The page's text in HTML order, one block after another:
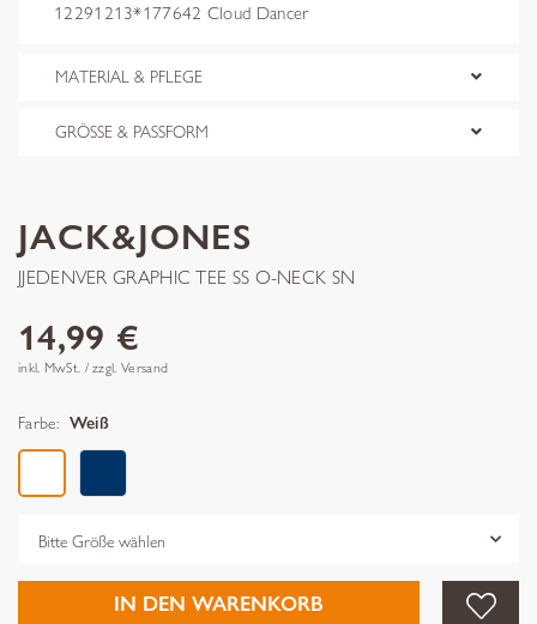
12291213*177642 Cloud Dancer
MATERIAL & PFLEGE
GRÖSSE & PASSFORM
JACK&JONES
JJEDENVER GRAPHIC TEE SS O-NECK SN
14,99 €
inkl. MwSt. / zzgl. Versand
Farbe: Weiß
IN DEN WARENKORB